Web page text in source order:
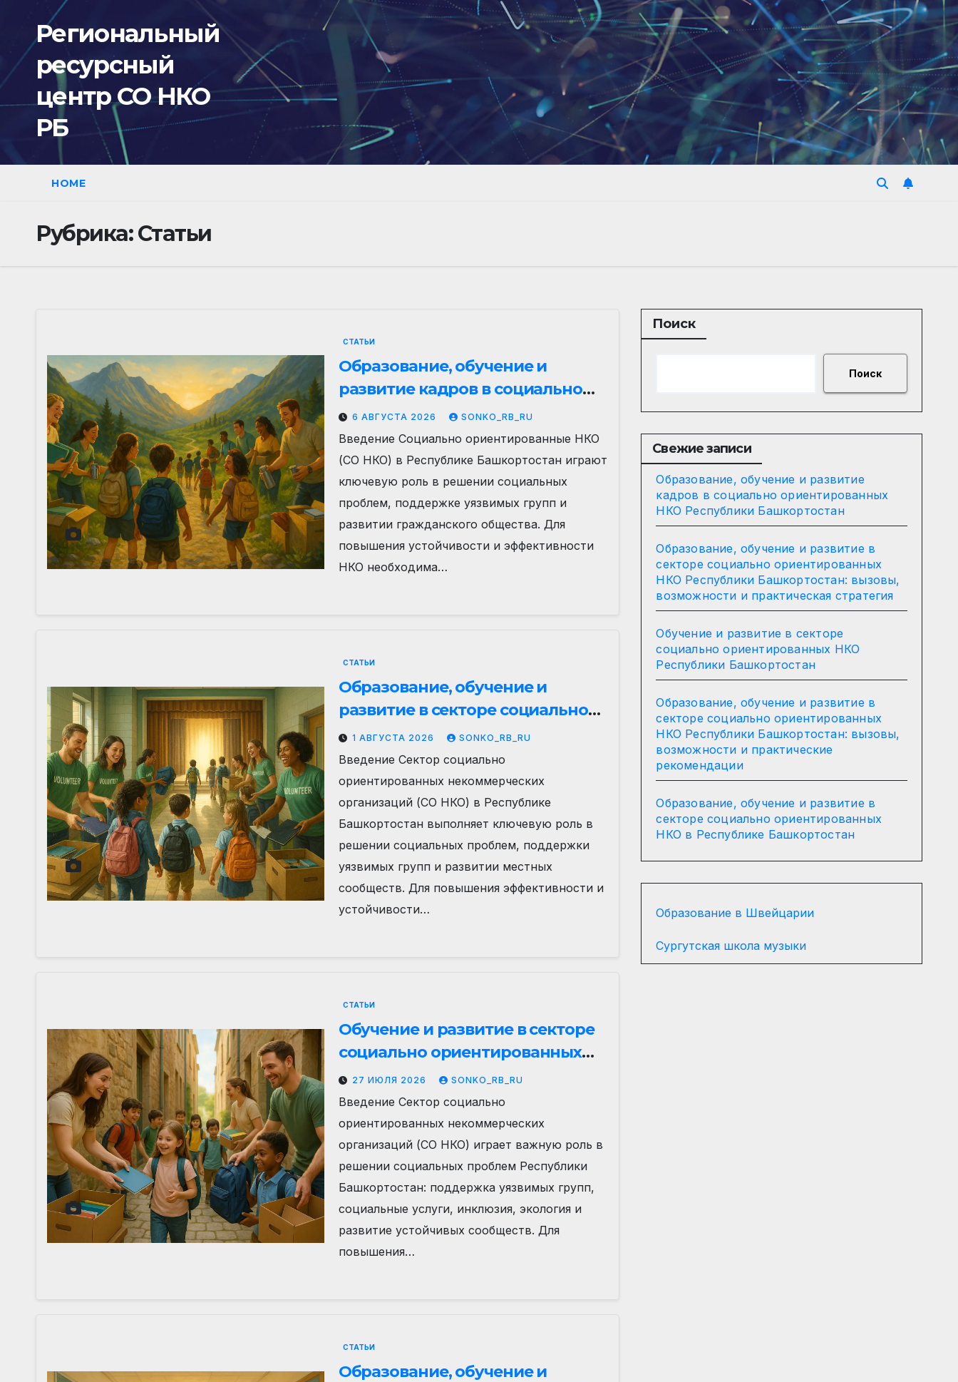
содержимому
Региональный
ресурсный
центр СО НКО
РБ
HOME
Рубрика:Статьи
СТАТЬИ
Образование, обучение и
развитие кадров в социально
ориентированных НКО
Республики Башкортостан
6 АВГУСТА 2026 SONKO_RB_RU
Введение Социально ориентированные НКО
(СО НКО) в Республике Башкортостан играют
ключевую роль в решении социальных
проблем, поддержке уязвимых групп и
развитии гражданского общества. Для
повышения устойчивости и эффективности
НКО необходима…
СТАТЬИ
Образование, обучение и
развитие в секторе социально
ориентированных НКО
Республики Башкортостан:
вызовы, возможности и
практическая стратегия
1 АВГУСТА 2026 SONKO_RB_RU
Введение Сектор социально
ориентированных некоммерческих
организаций (СО НКО) в Республике
Башкортостан выполняет ключевую роль в
решении социальных проблем, поддержки
уязвимых групп и развитии местных
сообществ. Для повышения эффективности и
устойчивости…
СТАТЬИ
Обучение и развитие в секторе
социально ориентированных
НКО Республики Башкортостан
27 ИЮЛЯ 2026 SONKO_RB_RU
Введение Сектор социально
ориентированных некоммерческих
организаций (СО НКО) играет важную роль в
решении социальных проблем Республики
Башкортостан: поддержка уязвимых групп,
социальные услуги, инклюзия, экология и
развитие устойчивых сообществ. Для
повышения…
СТАТЬИ
Образование, обучение и
Поиск
Поиск
Свежие записи
Образование, обучение и развитие
кадров в социально ориентированных
НКО Республики Башкортостан
Образование, обучение и развитие в
секторе социально ориентированных
НКО Республики Башкортостан: вызовы,
возможности и практическая стратегия
Обучение и развитие в секторе
социально ориентированных НКО
Республики Башкортостан
Образование, обучение и развитие в
секторе социально ориентированных
НКО Республики Башкортостан: вызовы,
возможности и практические
рекомендации
Образование, обучение и развитие в
секторе социально ориентированных
НКО в Республике Башкортостан
Образование в Швейцарии
Сургутская школа музыки